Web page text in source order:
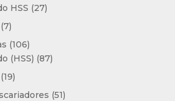
productos
HSS 2727
77
productos
106106
productos
(HSS) 8787
1919
productos5151